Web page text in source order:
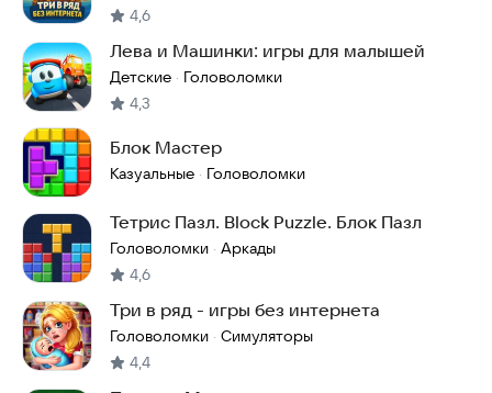
4,6
Лева и Машинки: игры для малышей
Детские · Головоломки
4,3
Блок Мастер
Казуальные · Головоломки
Тетрис Пазл. Block Puzzle. Блок Пазл
Головоломки · Аркады
4,6
Три в ряд - игры без интернета
Головоломки · Симуляторы
4,4